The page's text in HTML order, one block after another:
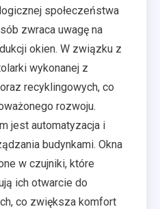
społeczeństwa
zwraca uwagę na
okien. W związku z
wykonanej z
recyklingowych, co
rozwoju.
jest automatyzacja i
budynkami. Okna
w czujniki, które
ich otwarcie do
co zwiększa komfort